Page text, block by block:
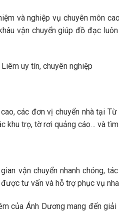
và nghiệp vụ chuyên môn
vận chuyển giúp đồ đạc
uy tín, chuyên nghiệp
các đơn vị chuyển nhà tại
khu trọ, tờ rơi quảng cáo… và
vận chuyển nhanh chóng,
tư vấn và hỗ trợ phục vụ
của Ánh Dương mang đến